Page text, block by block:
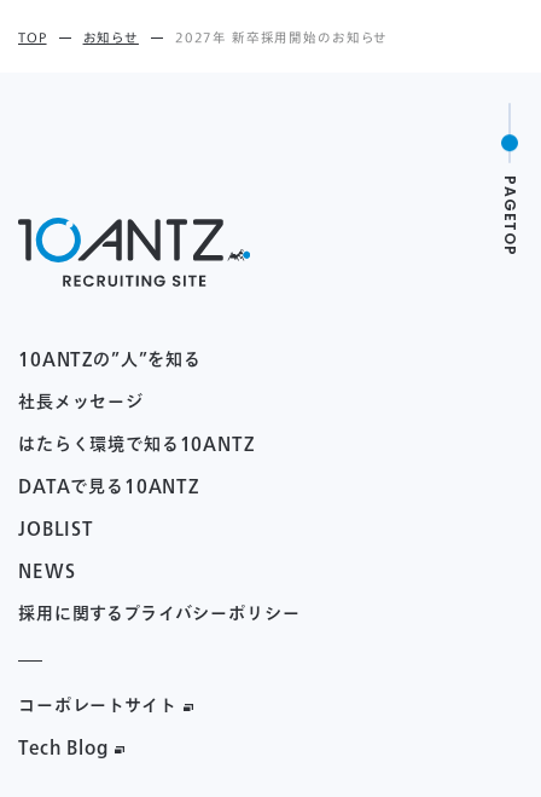
TOP お知らせ 2027年 新卒採用開始のお知らせ
10ANTZの”人”を知る
社長メッセージ
はたらく環境で知る10ANTZ
DATAで見る10ANTZ
JOBLIST
NEWS
採用に関するプライバシーポリシー
コーポレートサイト
Tech Blog
PAGETOP